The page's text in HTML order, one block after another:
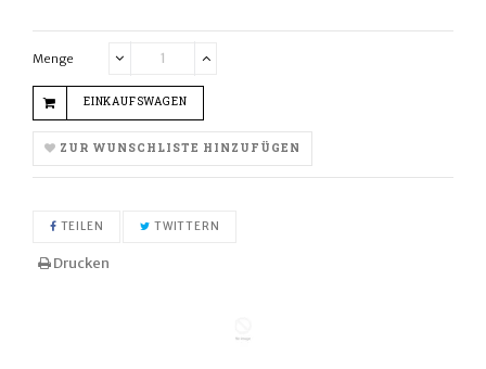
Menge
missing:
de.cart.general.reduce_quantity
EINKAUFSWAGEN
ZUR WUNSCHLISTE HINZUFÜGEN
TEILEN AUF FACEBOOK TEILEN
TWITTERN
Drucken